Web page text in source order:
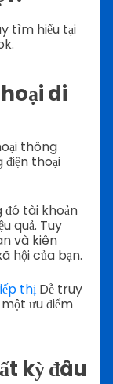
tìm hiểu tại
di
thông
điện thoại
tài khoản
quả. Tuy
và kiên
hội của bạn.
thị Dễ truy
ưu điểm
kỳ đâu